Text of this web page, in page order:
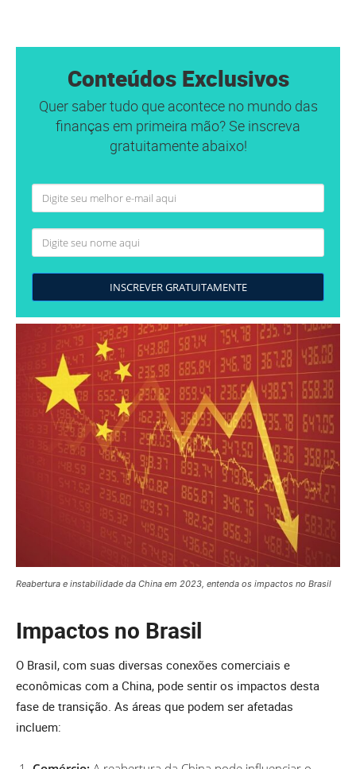
Conteúdos Exclusivos
Quer saber tudo que acontece no mundo das
finanças em primeira mão? Se inscreva
gratuitamente abaixo!
INSCREVER GRATUITAMENTE
Reabertura e instabilidade da China em 2023, entenda os impactos no Brasil
Impactos no Brasil
O Brasil, com suas diversas conexões comerciais e
econômicas com a China, pode sentir os impactos desta
fase de transição. As áreas que podem ser afetadas
incluem: